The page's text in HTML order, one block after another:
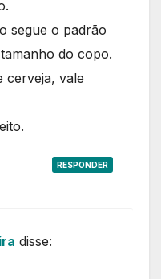
segue o padrão
do copo.
cerveja, vale
RESPONDER
disse: